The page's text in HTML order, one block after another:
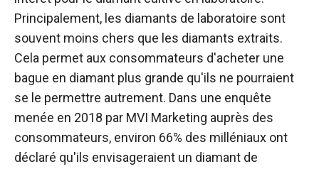
Principalement, les diamants de laboratoire sont
souvent moins chers que les diamants extraits.
Cela permet aux consommateurs d'acheter une
bague en diamant plus grande qu'ils ne pourraient
se le permettre autrement. Dans une enquête
menée en 2018 par MVI Marketing auprès des
consommateurs, environ 66% des milléniaux ont
déclaré qu'ils envisageraient un diamant de